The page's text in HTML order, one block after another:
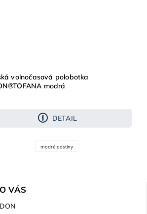
volnočasová polobotka
modrá
DETAIL
modré odstíny
VÁS